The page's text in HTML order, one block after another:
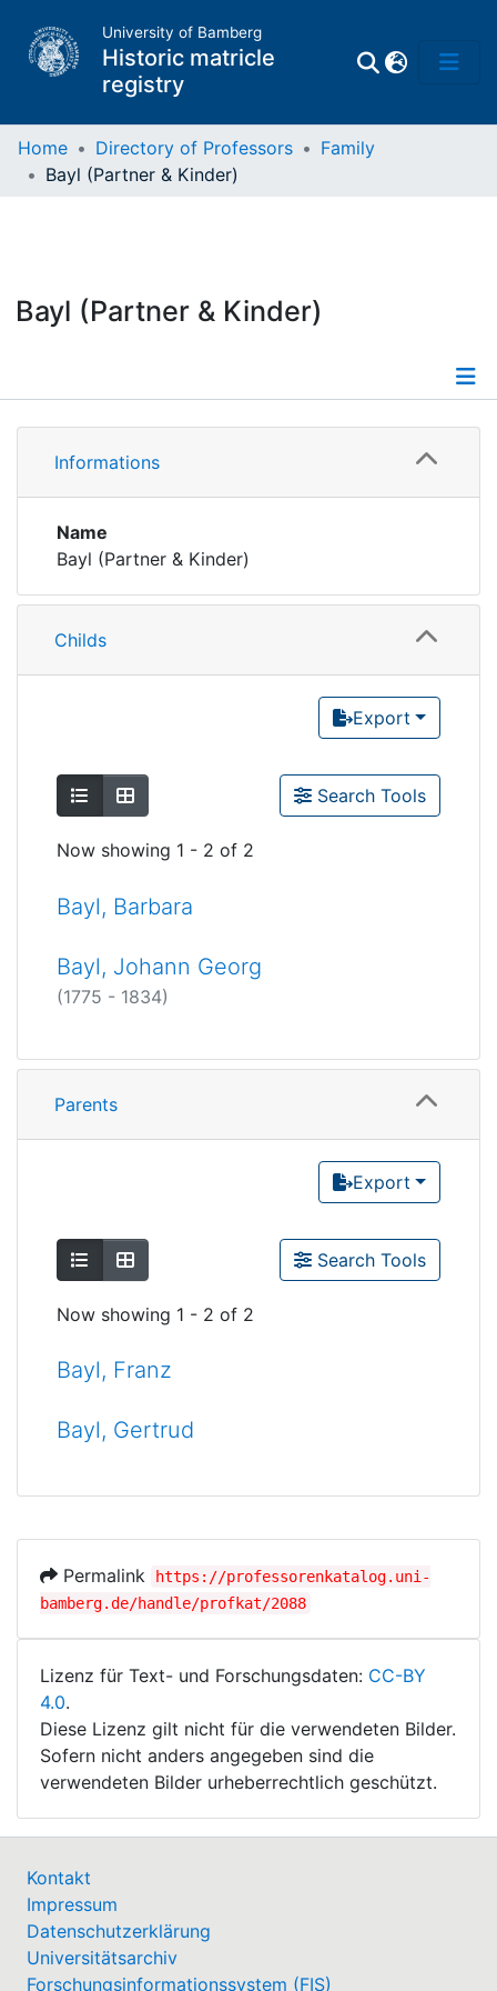
University of Bamberg
Historic matricle
registry
Professors
Home Directory of Professors
Family
Bayl (Partner & Kinder)
Bayl (Partner & Kinder)
Informations
Informations
Name
Bayl (Partner & Kinder)
Childs
Export
Show as list
Show as grid Search Tools
Now showing 1 - 2 of 2
Bayl, Barbara
Bayl, Johann Georg
(1775 - 1834)
Parents
Export
Show as list
Show as grid Search Tools
Now showing 1 - 2 of 2
Bayl, Franz
Bayl, Gertrud
Permalink
https://professorenkatalog.uni-
bamberg.de/handle/profkat/2088
Lizenz für Text- und Forschungsdaten: CC-BY
4.0.
Diese Lizenz gilt nicht für die verwendeten Bilder.
Sofern nicht anders angegeben sind die
verwendeten Bilder urheberrechtlich geschützt.
Kontakt
Impressum
Datenschutzerklärung
Universitätsarchiv
Forschungsinformationssystem (FIS)